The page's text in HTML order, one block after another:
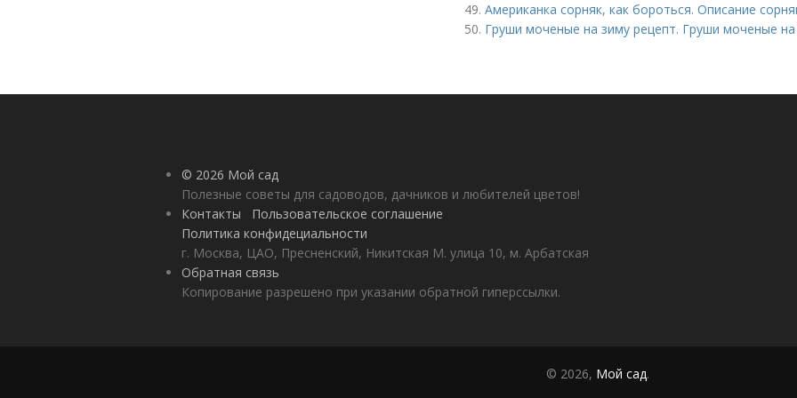
49. Американка сорняк, как бороться. Описание
50. Груши моченые на зиму рецепт. Груши моченые
© 2026 Мой сад
Полезные советы для садоводов, дачников и любителей цветов!
Контакты
Пользовательское соглашение
Политика конфидециальности
г. Москва, ЦАО, Пресненский, Никитская М. улица 10, м. Арбатская
Обратная связь
Копирование разрешено при указании обратной гиперссылки.
© 2026, Мой сад.